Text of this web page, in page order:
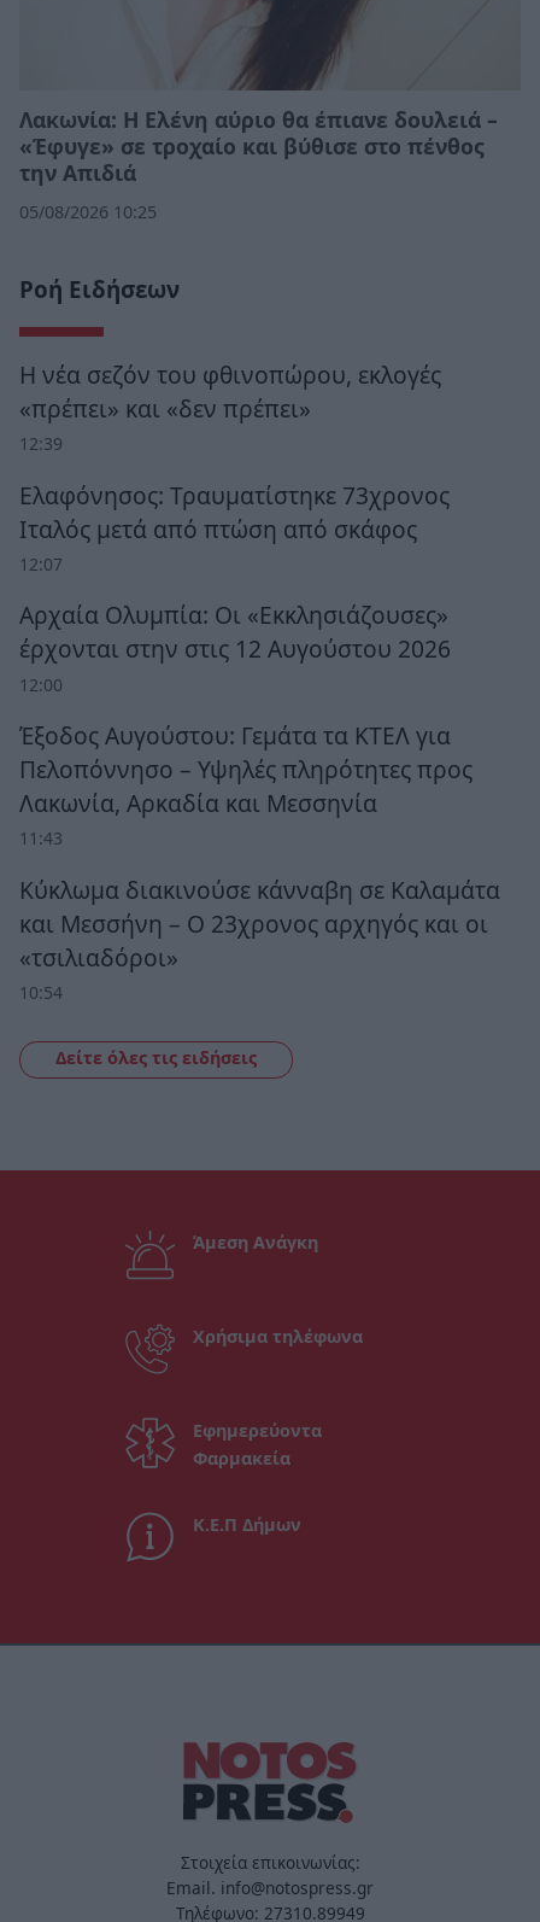
Λακωνία: Η Ελένη αύριο θα έπιανε δουλειά –
«Έφυγε» σε τροχαίο και βύθισε στο πένθος
την Απιδιά
05/08/2026 10:25
Ροή Ειδήσεων
Η νέα σεζόν του φθινοπώρου, εκλογές
«πρέπει» και «δεν πρέπει»
12:39
Ελαφόνησος: Τραυματίστηκε 73χρονος
Ιταλός μετά από πτώση από σκάφος
12:07
Αρχαία Ολυμπία: Οι «Εκκλησιάζουσες»
έρχονται στην στις 12 Αυγούστου 2026
12:00
Έξοδος Αυγούστου: Γεμάτα τα ΚΤΕΛ για
Πελοπόννησο – Υψηλές πληρότητες προς
Λακωνία, Αρκαδία και Μεσσηνία
11:43
Κύκλωμα διακινούσε κάνναβη σε Καλαμάτα
και Μεσσήνη – Ο 23χρονος αρχηγός και οι
«τσιλιαδόροι»
10:54
Δείτε όλες τις ειδήσεις
Άμεση Ανάγκη
Χρήσιμα τηλέφωνα
Εφημερεύοντα
Φαρμακεία
Κ.Ε.Π Δήμων
Στοιχεία επικοινωνίας:
Email. info@notospress.gr
Τηλέφωνο: 27310.89949